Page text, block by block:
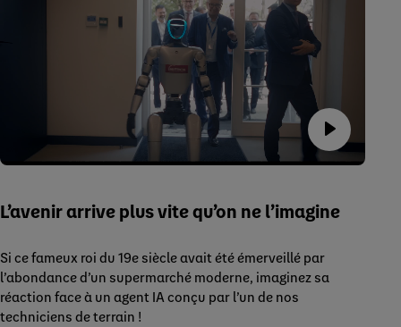
L’avenir arrive plus vite qu’on ne l’imagine
Si ce fameux roi du 19e siècle avait été émerveillé par
l’abondance d’un supermarché moderne, imaginez sa
réaction face à un agent IA conçu par l’un de nos
techniciens de terrain !